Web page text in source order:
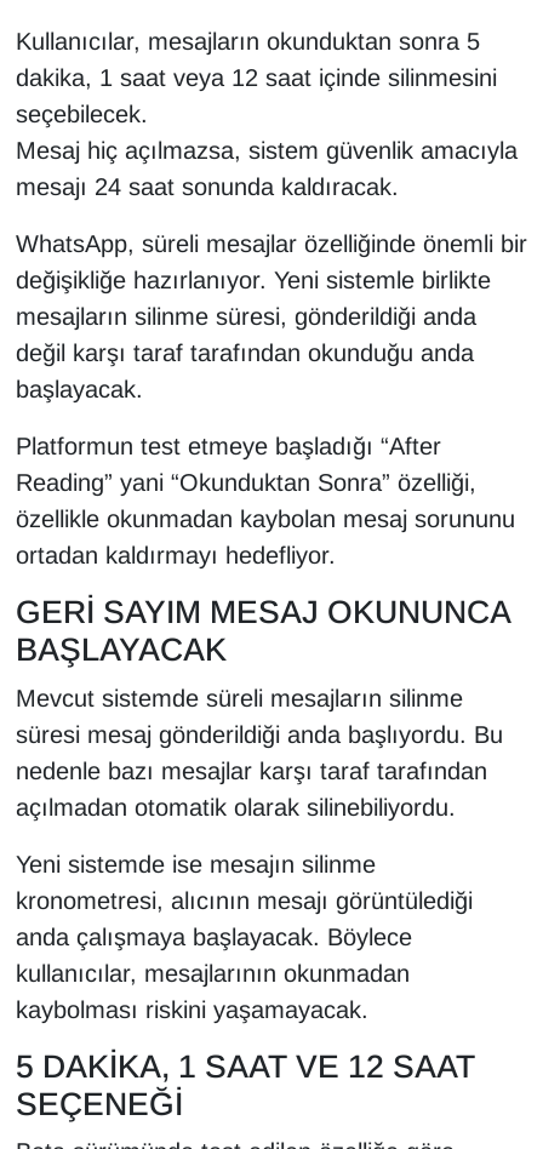
Kullanıcılar, mesajların okunduktan sonra 5
dakika, 1 saat veya 12 saat içinde silinmesini
seçebilecek.
Mesaj hiç açılmazsa, sistem güvenlik amacıyla
mesajı 24 saat sonunda kaldıracak.
WhatsApp, süreli mesajlar özelliğinde önemli bir
değişikliğe hazırlanıyor. Yeni sistemle birlikte
mesajların silinme süresi, gönderildiği anda
değil karşı taraf tarafından okunduğu anda
başlayacak.
Platformun test etmeye başladığı “After
Reading” yani “Okunduktan Sonra” özelliği,
özellikle okunmadan kaybolan mesaj sorununu
ortadan kaldırmayı hedefliyor.
GERİ SAYIM MESAJ OKUNUNCA
BAŞLAYACAK
Mevcut sistemde süreli mesajların silinme
süresi mesaj gönderildiği anda başlıyordu. Bu
nedenle bazı mesajlar karşı taraf tarafından
açılmadan otomatik olarak silinebiliyordu.
Yeni sistemde ise mesajın silinme
kronometresi, alıcının mesajı görüntülediği
anda çalışmaya başlayacak. Böylece
kullanıcılar, mesajlarının okunmadan
kaybolması riskini yaşamayacak.
5 DAKİKA, 1 SAAT VE 12 SAAT
SEÇENEĞİ
KURDÎ
MEDYA
ONE EKONOMİ
POLİTİKA
Resmi İlanlar
RÖPORTAJ
SAĞLIK
Seri İlan
Sinema - TV
SİYASET
SPOR
TEBRİK
TEKNOLOJİ
Turizm
VAN'DA SPOR
Vasıta
YAŞAM